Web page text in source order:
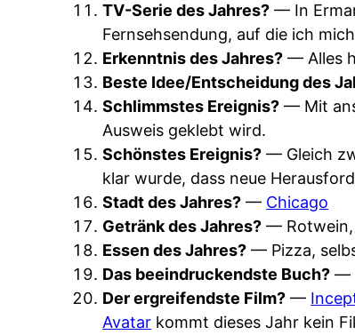
TV-Serie des Jahres? — In
Fernsehsendung, auf die ich
Erkenntnis des Jahres? — Alles
Beste Idee/Entscheidung des
Schlimmstes Ereignis? — Mit
Ausweis geklebt wird.
Schönstes Ereignis? — Gleich
klar wurde, dass neue
Stadt des Jahres? — Chicago
Getränk des Jahres? — Rotwein,
Essen des Jahres? — Pizza,
Das beeindruckendste Buch? —
Der ergreifendste Film? —
Avatar kommt dieses Jahr kein